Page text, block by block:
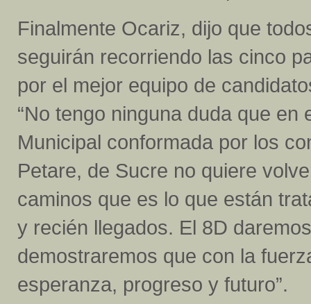
Finalmente Ocariz, dijo que
seguirán recorriendo las cinco
por el mejor equipo de
“No tengo ninguna duda que
Municipal conformada por los
Petare, de Sucre no quiere
caminos que es lo que están
y recién llegados. El 8D
demostraremos que con la
esperanza, progreso y futuro”.